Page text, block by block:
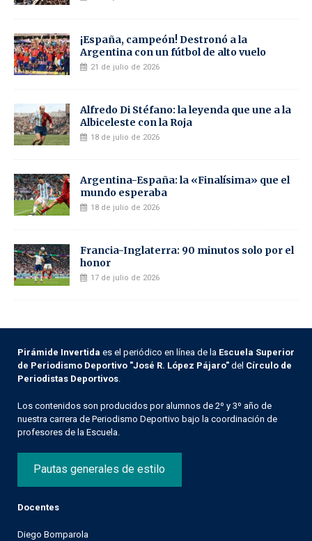
¡España, campeón! Destronó a la
Argentina con un fútbol de alto vuelo
21 de julio de 2026
Alfredo Di Stéfano: la leyenda que une a la
Albiceleste con la Roja
18 de julio de 2026
Argentina-España: la «Finalísima» que el
mundo esperaba
18 de julio de 2026
Francia-Inglaterra: 90 minutos solo por el
honor
17 de julio de 2026
Pirámide Invertida es el periódico en línea de la Escuela Superior
de Periodismo Deportivo "José R. López Pájaro" del Círculo de
Periodistas Deportivos
Los contenidos son producidos por alumnos de 2º y 3º año de
nuestra carrera de Periodismo Deportivo bajo la coordinación de
profesores de la Escuela.
Pautas generales de estilo
Docentes
Diego Bomparola